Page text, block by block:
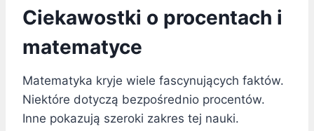
Ciekawostki o procentach i
matematyce
Matematyka kryje wiele fascynujących faktów.
Niektóre dotyczą bezpośrednio procentów.
Inne pokazują szeroki zakres tej nauki.